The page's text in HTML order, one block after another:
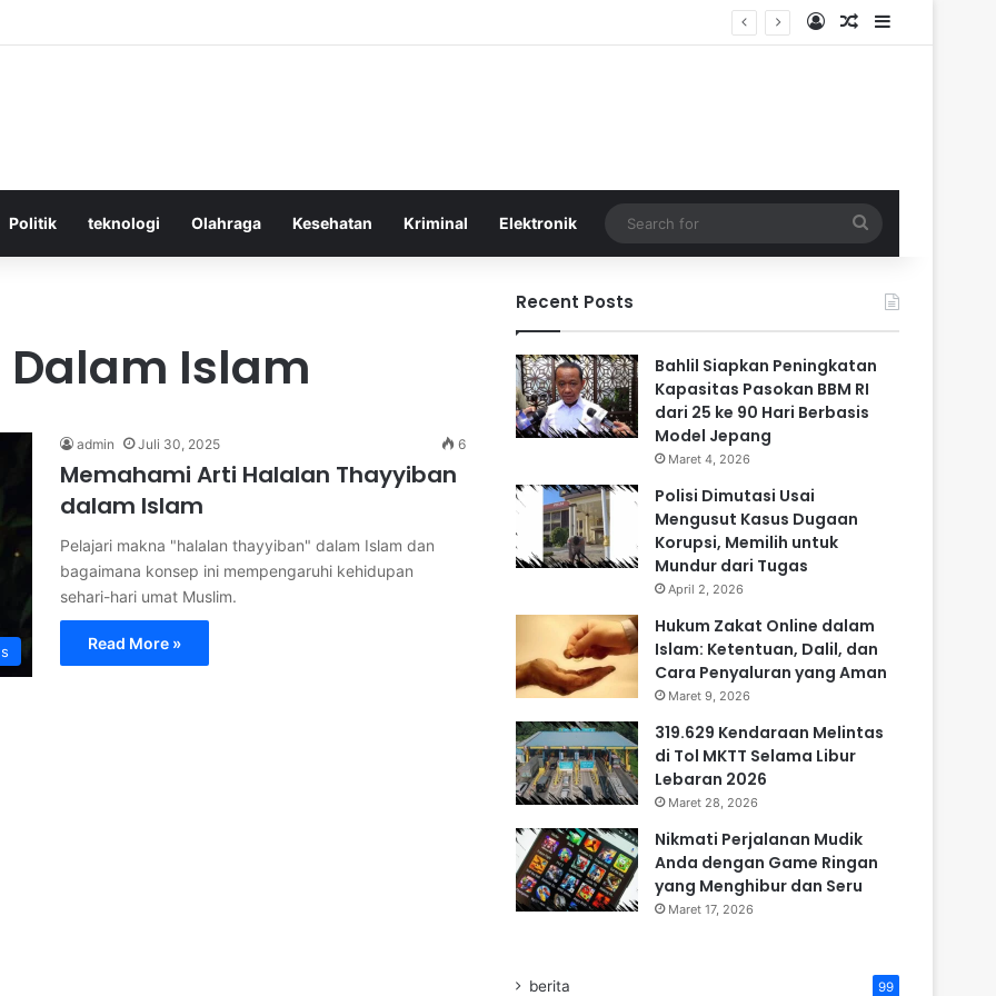
Log InRandom Article
Sidebar
Politik teknologi Olahraga Kesehatan Kriminal Elektronik
for
Islam
admin Juli 30, 2025 6
Memahami Arti Halalan Thayyiban
dalam Islam
Pelajari makna "halalan thayyiban" dalam Islam dan
bagaimana konsep ini mempengaruhi kehidupan
sehari-hari umat Muslim.
Read More »
Recent Posts
Bahlil Siapkan Peningkatan
Kapasitas Pasokan BBM RI
dari 25 ke 90 Hari Berbasis
Model Jepang
Maret 4, 2026
Polisi Dimutasi Usai
Mengusut Kasus Dugaan
Korupsi, Memilih untuk
Mundur dari Tugas
April 2, 2026
Hukum Zakat Online dalam
Islam: Ketentuan, Dalil, dan
Cara Penyaluran yang Aman
Maret 9, 2026
319.629 Kendaraan Melintas
di Tol MKTT Selama Libur
Lebaran 2026
Maret 28, 2026
Nikmati Perjalanan Mudik
Anda dengan Game Ringan
yang Menghibur dan Seru
Maret 17, 2026
berita 99